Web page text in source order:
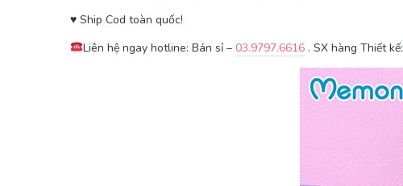
♥ ️Ship Cod toàn quốc!
Liên hệ ngay hotline: Bán sỉ – 03.9797.6616. SX hàng Thiết kế: